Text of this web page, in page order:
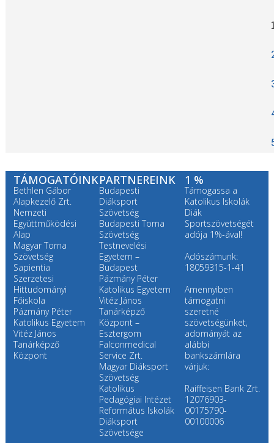
TÁMOGATÓINK
Bethlen Gábor
Alapkezelő Zrt.
Nemzeti
Együttműködési
Alap
Magyar Torna
Szövetség
Sapientia
Szerzetesi
Hittudományi
Főiskola
Pázmány Péter
Katolikus Egyetem
Vitéz János
Tanárképző
Központ
PARTNEREINK
Budapesti
Diáksport
Szövetség
Budapesti Torna
Szövetség
Testnevelési
Egyetem –
Budapest
Pázmány Péter
Katolikus Egyetem
Vitéz János
Tanárképző
Központ –
Esztergom
Falconmedical
Service Zrt.
Magyar Diáksport
Szövetség
Katolikus
Pedagógiai Intézet
Református Iskolák
Diáksport
Szövetsége
1 %
Támogassa a
Katolikus Iskolák
Diák
Sportszövetségét
adója 1%-ával!
Adószámunk:
18059315-1-41
Amennyiben
támogatni
szeretné
szövetségünket,
adományát az
alábbi
bankszámlára
várjuk:
Raiffeisen Bank Zrt.
12076903-
00175790-
00100006